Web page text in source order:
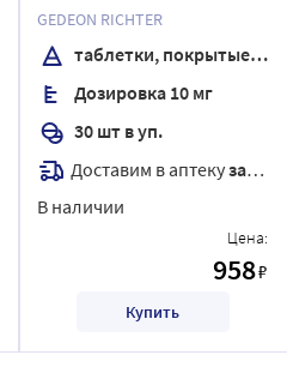
пленочной оболочкой
GEDEON RICHTER
таблетки, покрытые пленочной оболочкой
Дозировка 10 мг
30 шт в уп.
Доставим в аптекузавтра
В наличии
Цена:
958₽
Купить